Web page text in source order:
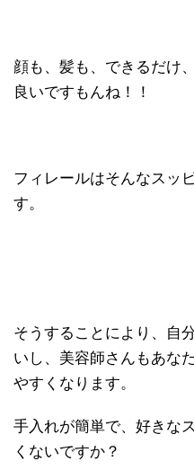
顔も、髪も、できるだけ
良いですもんね！！
フィレールはそんなスッ
す。
そうすることにより、自
いし、美容師さんもあな
やすくなります。
手入れが簡単で、好きな
くないですか？